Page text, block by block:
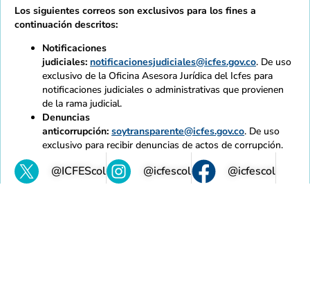
Los siguientes correos son exclusivos para los fines a
continuación descritos:
Notificaciones
judiciales: notificacionesjudiciales@icfes.gov.co. De uso
exclusivo de la Oficina Asesora Jurídica del Icfes para
notificaciones judiciales o administrativas que provienen
de la rama judicial.
Denuncias
anticorrupción: soytransparente@icfes.gov.co. De uso
exclusivo para recibir denuncias de actos de corrupción.
@ICFEScol @icfescol @icfescol